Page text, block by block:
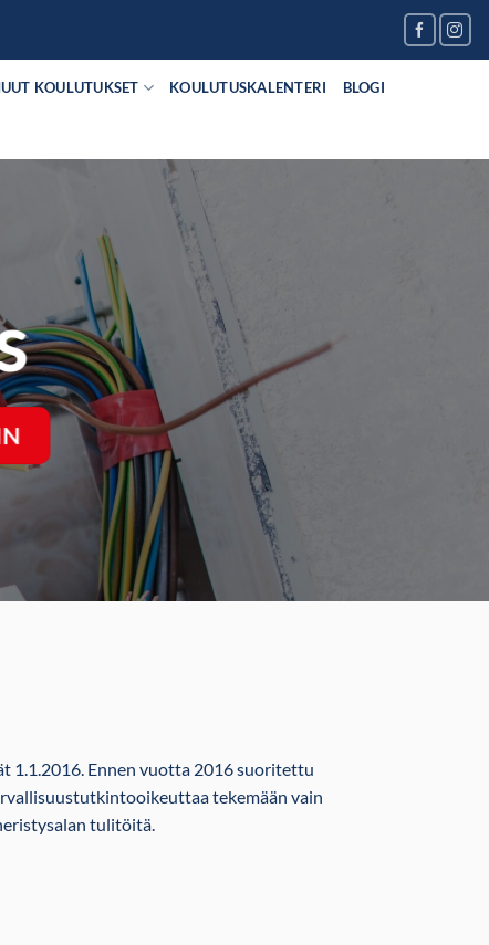
KOULUTUKSET KOULUTUSKALENTERI BLOGI
1.1.2016. Ennen vuotta 2016 suoritettu
tekemään vain
tulitöitä.